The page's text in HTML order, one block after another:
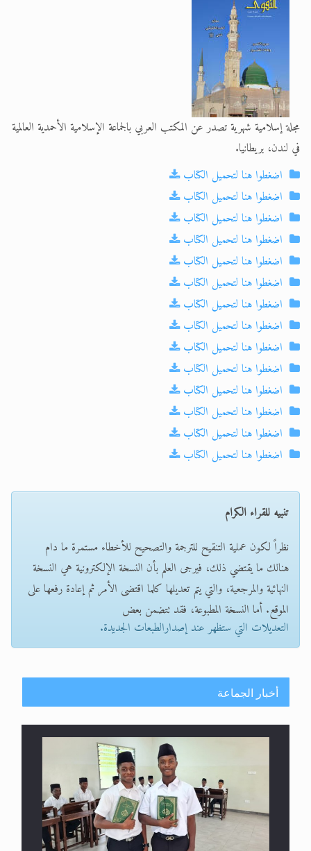
الحجّ.. دلالات، حِكم، وأهداف >> المزيد
مجلة إسلامية شهرية تصدر عن المكتب العربي بالجماعة الإسلامية الأحمدية العالمية
في لندن، بريطانيا.
اضغطوا هنا لتحميل الكتاب
اضغطوا هنا لتحميل الكتاب
اضغطوا هنا لتحميل الكتاب
اضغطوا هنا لتحميل الكتاب
اضغطوا هنا لتحميل الكتاب
اضغطوا هنا لتحميل الكتاب
اضغطوا هنا لتحميل الكتاب
اضغطوا هنا لتحميل الكتاب
اضغطوا هنا لتحميل الكتاب
اضغطوا هنا لتحميل الكتاب
اضغطوا هنا لتحميل الكتاب
اضغطوا هنا لتحميل الكتاب
اضغطوا هنا لتحميل الكتاب
اضغطوا هنا لتحميل الكتاب
تنبيه للقراء الكرام
نظراً لكون عملية التنقيح للترجمة والتصحيح للأخطاء مستمرة ما دام
هنالك ما يقتضي ذلك، فيرجى العلم بأن النسخة الإلكترونية هي النسخة
النهائية والمرجعية، والتي يتم تعديلها كلما اقتضى الأمر ثم إعادة رفعها على
الموقع. أما النسخة المطبوعة، فقد تتضمن بعض
التعديلات التي ستظهر عند إصدارالطبعات الجديدة.
أخبار الجماعة